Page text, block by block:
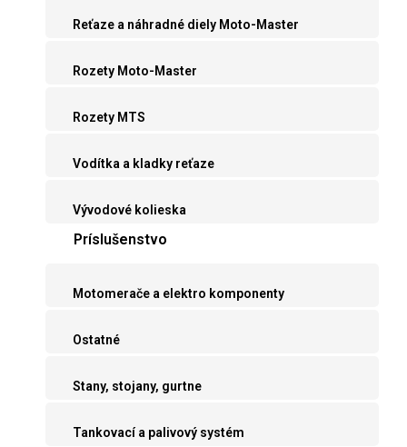
Reťaze a náhradné diely Moto-Master
Rozety Moto-Master
Rozety MTS
Vodítka a kladky reťaze
Vývodové kolieska
Príslušenstvo
Motomerače a elektro komponenty
Ostatné
Stany, stojany, gurtne
Tankovací a palivový systém